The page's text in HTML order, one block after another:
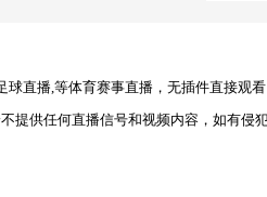
直播,等体育赛事直播，无插件直接观看
供任何直播信号和视频内容，如有侵